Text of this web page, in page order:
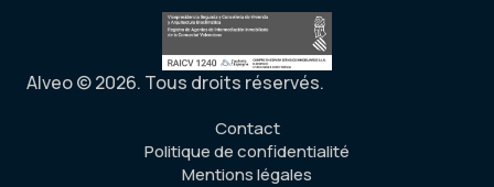
Alveo © 2026. Tous droits réservés.
Contact
Politique de confidentialité
Mentions légales